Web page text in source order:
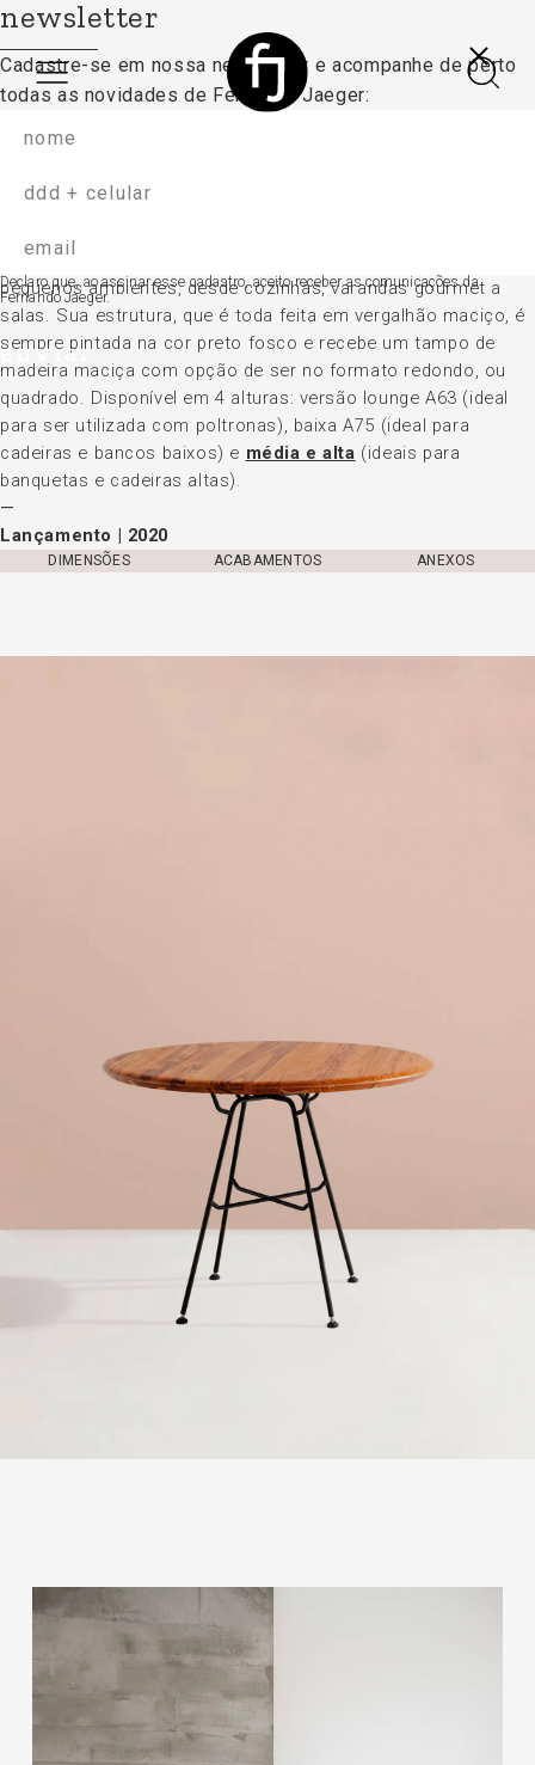
vergalhão madeira
A MesaVergalhão
pequenos ambientes, desde cozinhas, varandas gourmet a
salas. Sua estrutura, que é toda feita em vergalhão maciço, é
sempre pintada na cor preto fosco e recebe um tampo de
madeira maciça com opção de ser no formato redondo, ou
quadrado. Disponível em 4 alturas: versão lounge A63 (ideal
para ser utilizada com poltronas), baixa A75 (ideal para
cadeiras e bancos baixos) e média e alta (ideais para
banquetas e cadeiras altas).
Lançamento | 2020
DIMENSÕES ACABAMENTOS ANEXOS
newsletter
Cadastre-se em nossa newsletter e acompanhede perto
todas as novidades de Fernando Jaeger:
Declaro que, ao assinar esse cadastro, aceito receber as comunicações da
Fernando Jaeger.
enviar